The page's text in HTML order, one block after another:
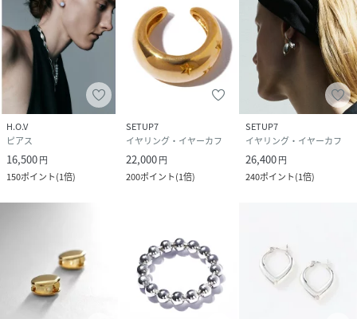
H.O.V
ピアス
16,500円
150ポイント(1倍)
SETUP7
イヤリング・イヤーカフ
22,000円
200ポイント(1倍)
SETUP7
イヤリング・イヤーカフ
26,400円
240ポイント(1倍)